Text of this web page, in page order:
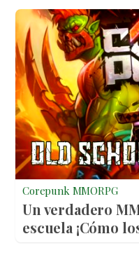
Corepunk MMORPG
Un verdadero
escuela ¡Cómo